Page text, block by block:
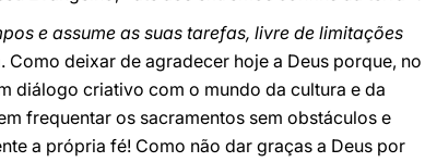
e assume as suas tarefas, livre de limitações
deixar de agradecer hoje a Deus porque, no
diálogo criativo com o mundo da cultura e da
frequentar os sacramentos sem obstáculos e
a própria fé! Como não dar graças a Deus por